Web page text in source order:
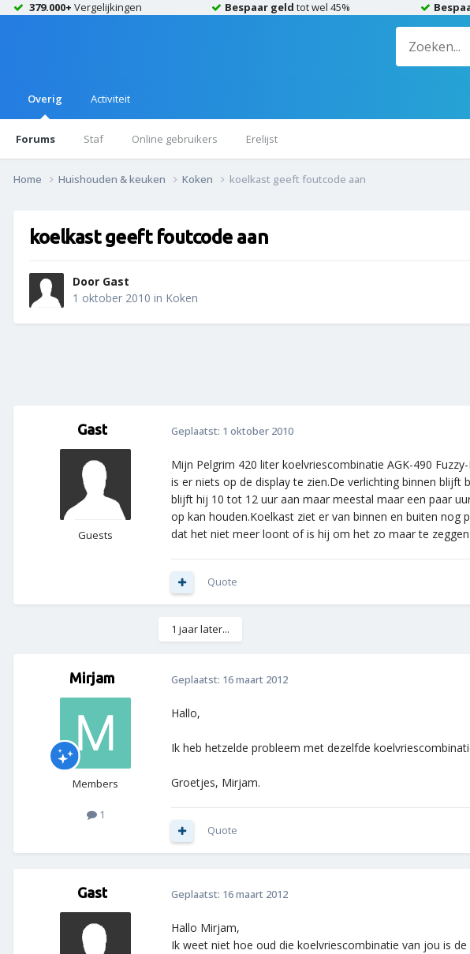
379.000+ Vergelijkingen Bespaar geld tot wel 45%
Overig
Forums Staf Online gebruikers Erelijst
Activiteit
Home Huishouden & keuken Koken koelkast geeft foutcode aan
koelkast geeft foutcode aan
Door Gast
1 oktober 2010 in Koken
Gast
Guests
Geplaatst: 1 oktober 2010
Mijn Pelgrim 420 liter koelvriescombinatie AGK-490
is er niets op de display te zien.De verlichting binnen
blijft hij 10 tot 12 uur aan maar meestal maar een paar
op kan houden.Koelkast ziet er van binnen en buiten
dat het niet meer loont of is hij om het zo maar te
Quote
1 jaar later...
Mirjam
Members
1
Geplaatst: 16 maart 2012
Hallo,
Ik heb hetzelde probleem met dezelfde
Groetjes, Mirjam.
Quote
Gast Geplaatst: 16 maart 2012
Hallo Mirjam,
Ik weet niet hoe oud die koelvriescombinatie van jou is